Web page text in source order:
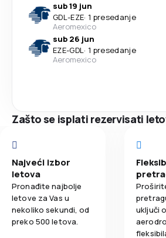
sub 19 jun
GDL-EZE· 1 presedanje
Aeromexico
sub 26 jun
EZE-GDL· 1 presedanje
Aeromexico
Zašto se isplati rezervisati
Najveći izbor
letova
Pronađite najbolje
letove za Vas u
nekoliko sekundi, od
preko 500 letova.
uključi